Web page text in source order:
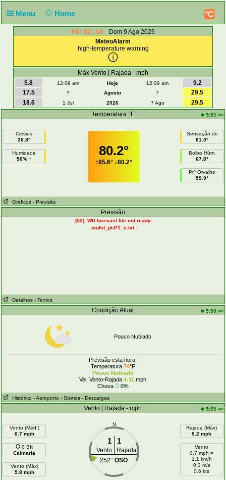
Menu Home °C
06:02:17
Dom 9 Ago 2026
MeteoAlarm
high-temperature warning
Máx Vento | Rajada - mph
5.8
12:09 am Hoje 12:09 am
9.2
17.5
7 Agosto 7
29.5
18.6
1 Jul 2026 7 Ago
29.5
Temperatura °F
5:59 am
Celsius
26.8°
Humidade
50% ↑
80.2°
↑85.6° ↓80.2°
Sensação de
81.0°
Bolbo Húm.
67.8°
Ptº Orvalho
59.9°
Gráficos - Previsão
Previsão
(52): WU forecast file not ready
wufct_pt-PT_e.txt
Detalhes - Textos
Condição Atual 5:50 am
Pouco Nublado
Previsão esta hora:
Temperatura 74°F
Pouco Nublado
Vel. Vento-Rajada 4-11 mph
Chuva
0%
Histórico - Aeroporto - Sismos - Descargas
Vento | Rajada - mph 5:59 am
Vento (Méd )
0.7 mph
0 Bft
Calmaria
Vento (Máx)
5.8 mph
N
1 1
Vento
Rajada
252°OSO
Rajada (Máx)
9.2 mph
Vento
0.7 mph =
1.1 km/h
0.3 m/s
0.6 kts